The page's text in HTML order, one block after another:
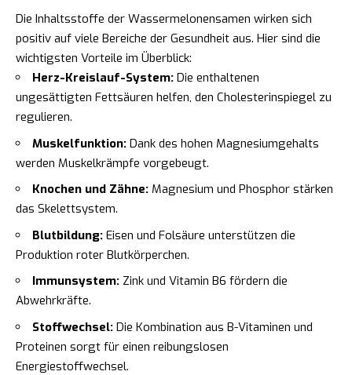
Die Inhaltsstoffe der Wassermelonensamen wirken sich
positiv auf viele Bereiche der Gesundheit aus. Hier sind die
wichtigsten Vorteile im Überblick:
Herz-Kreislauf-System: Die enthaltenen
ungesättigten Fettsäuren helfen, den Cholesterinspiegel zu
regulieren.
Muskelfunktion: Dank des hohen Magnesiumgehalts
werden Muskelkrämpfe vorgebeugt.
Knochen und Zähne: Magnesium und Phosphor stärken
das Skelettsystem.
Blutbildung: Eisen und Folsäure unterstützen die
Produktion roter Blutkörperchen.
Immunsystem: Zink und Vitamin B6 fördern die
Abwehrkräfte.
Stoffwechsel: Die Kombination aus B-Vitaminen und
Proteinen sorgt für einen reibungslosen
Energiestoffwechsel.